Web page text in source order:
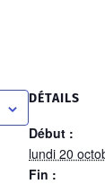
DÉTAILS
Début :
lundi 20
Fin :